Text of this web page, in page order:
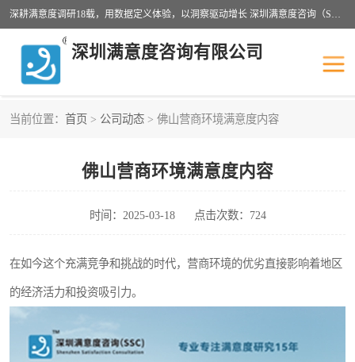
深耕满意度调研18载，用数据定义体验，以洞察驱动增长 深圳满意度咨询（SSC）：十八年专注，丈量每一份体验。
深圳满意度咨询有限公司
当前位置： 首页 > 公司动态 > 佛山营商环境满意度内容
佛山营商环境满意度内容
时间：2025-03-18 点击次数：724
在如今这个充满竞争和挑战的时代，营商环境的优劣直接影响着地区
的经济活力和投资吸引力。
客户满意度调查 医疗服务业满意度
公共事务满意度调查 餐饮业满意度调查
营商环境满意度 员工满意度
服务满意度调查